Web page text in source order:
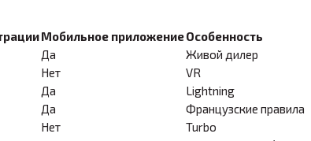
Мобильное приложениеОсобенность
Да
Живой дилер
Нет
VR
Да
Lightning
Да
Французские правила
Нет Turbo